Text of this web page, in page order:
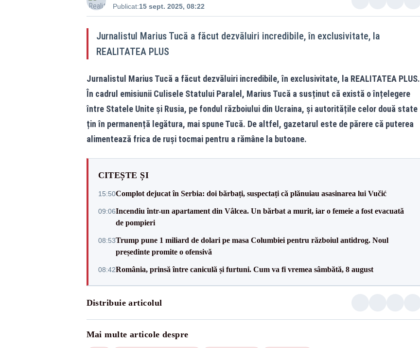
Publicat:15 sept. 2025, 08:22
Jurnalistul Marius Tucă a făcut dezvăluiri incredibile, în exclusivitate, la
REALITATEA PLUS
Jurnalistul Marius Tucă a făcut dezvăluiri incredibile, în exclusivitate, la REALITATEA PLUS.
În cadrul emisiunii Culisele Statului Paralel, Marius Tucă a susținut că există o înțelegere
între Statele Unite și Rusia, pe fondul războiului din Ucraina, și autoritățile celor două state
țin în permanență legătura, mai spune Tucă. De altfel, gazetarul este de părere că puterea
alimentează frica de ruși tocmai pentru a rămâne la butoane.
CITEȘTE ȘI
15:50Complot dejucat în Serbia: doi bărbați, suspectați că plănuiau asasinarea lui Vučić
09:06Incendiu într-un apartament din Vâlcea. Un bărbat a murit, iar o femeie a fost evacuată
de pompieri
08:53Trump pune 1 miliard de dolari pe masa Columbiei pentru războiul antidrog. Noul
președinte promite o ofensivă
08:42România, prinsă între caniculă și furtuni. Cum va fi vremea sâmbătă, 8 august
Distribuie articolul
Mai multe articole despre